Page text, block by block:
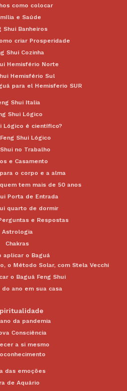
como colocar
e Saúde
Shui Banheiros
criar Prosperidade
Shui Cozinha
Hemisfério Norte
Hemisfério Sul
para el Hemisferio SUR
Shui Italia
Shui Lógico
Lógico é científico?
Shui Lógico
no Trabalho
e Casamento
o corpo e a alma
tem mais de 50 anos
Porta de Entrada
quarto de dormir
e Respostas
Astrologia
Chakras
aplicar o Baguá
o Método Solar, com Stela Vecchi
o Baguá Feng Shui
do ano em sua casa
da pandemia
Consciência
a si mesmo
das emoções
de Aquário